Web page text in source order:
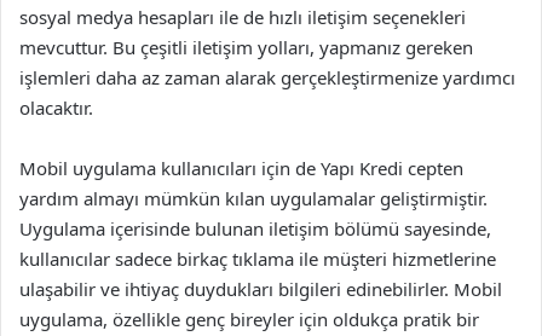
sosyal medya hesapları ile de hızlı iletişim seçenekleri
mevcuttur. Bu çeşitli iletişim yolları, yapmanız gereken
işlemleri daha az zaman alarak gerçekleştirmenize yardımcı
olacaktır.
Mobil uygulama kullanıcıları için de Yapı Kredi cepten
yardım almayı mümkün kılan uygulamalar geliştirmiştir.
Uygulama içerisinde bulunan iletişim bölümü sayesinde,
kullanıcılar sadece birkaç tıklama ile müşteri hizmetlerine
ulaşabilir ve ihtiyaç duydukları bilgileri edinebilirler. Mobil
uygulama, özellikle genç bireyler için oldukça pratik bir